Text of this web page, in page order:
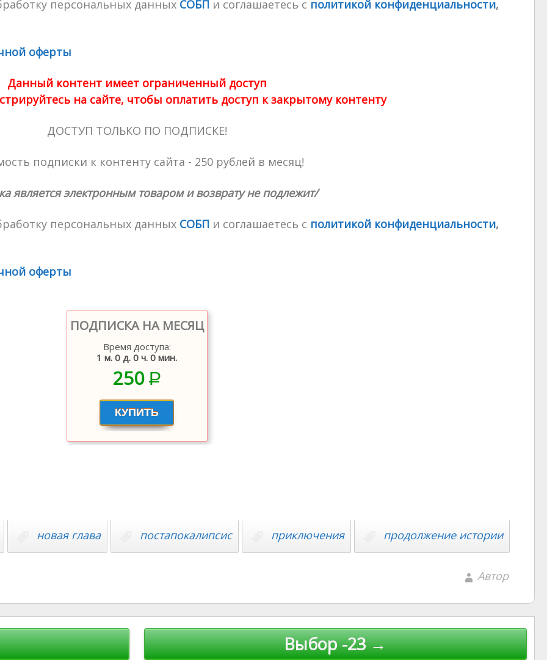
персональных данных СОБП и соглашаетесь с политикой конфиденциальности,
оферты
Данный контент имеет ограниченный доступ
на сайте, чтобы оплатить доступ к закрытому контенту
ДОСТУП ТОЛЬКО ПО ПОДПИСКЕ!
подписки к контенту сайта - 250 рублей в месяц!
является электронным товаром и возврату не подлежит/
персональных данных СОБП и соглашаетесь с политикой конфиденциальности,
оферты
ПОДПИСКА НА МЕСЯЦ
Время доступа:
1 м. 0 д. 0 ч. 0 мин.
250 P
–
новая глава постапокалипсис приключения продолжение истории
Автор
Выбор -23 →